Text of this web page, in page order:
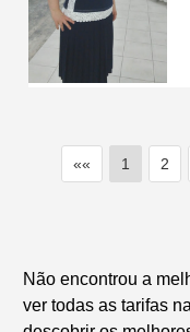
«« 1 2
Não encontrou a
ver todas as tarifas na